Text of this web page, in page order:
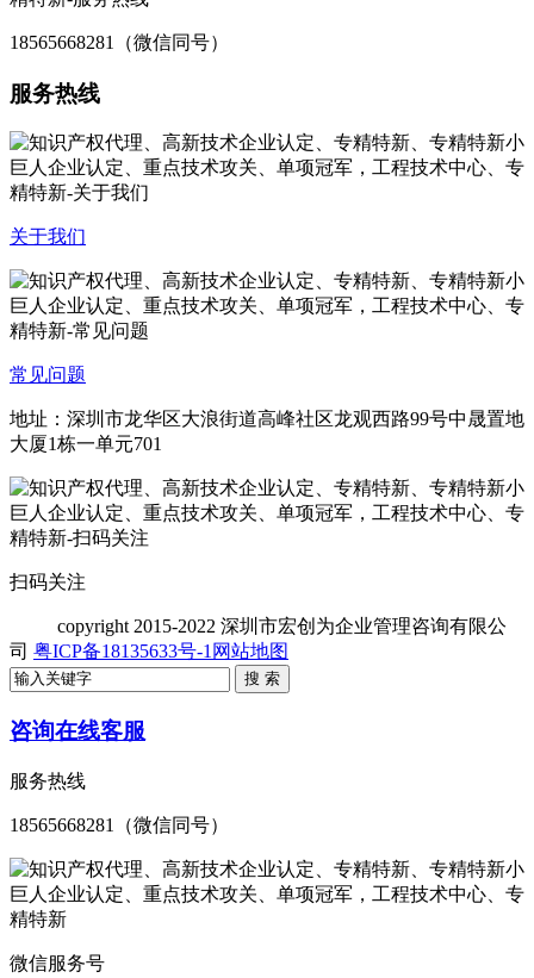
18565668281（微信同号）
服务热线
关于我们
常见问题
地址：深圳市龙华区大浪街道高峰社区龙观西路99号中晟置地
大厦1栋一单元701
扫码关注
copyright 2015-2022 深圳市宏创为企业管理咨询有限公
司 粤ICP备18135633号-1 网站地图
咨询在线客服
服务热线
18565668281（微信同号）
微信服务号